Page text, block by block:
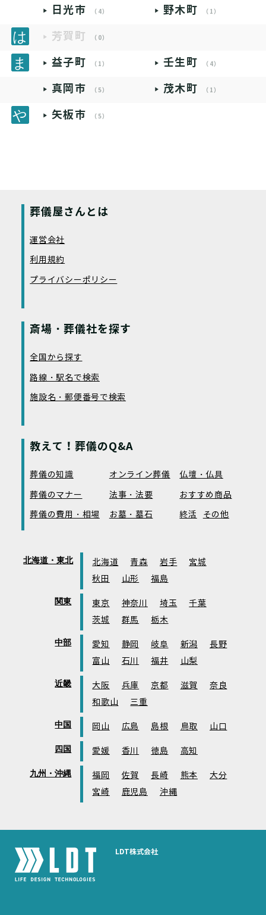
日光市 （4） 野木町 （1）
芳賀町 （0）
益子町 （1） 壬生町 （4）
真岡市 （5） 茂木町 （1）
矢板市 （5）
葬儀屋さんとは
運営会社
利用規約
プライバシーポリシー
斎場・葬儀社を探す
全国から探す
路線・駅名で検索
施設名・郵便番号で検索
教えて！葬儀のQ&A
葬儀の知識 オンライン葬儀
仏壇・仏具
葬儀のマナー
法事・法要
おすすめ商品
葬儀の費用・相場
お墓・墓石 終活 その他
北海道・東北 北海道 青森 岩手
宮城
秋田
山形 福島
関東 東京 神奈川 埼玉
千葉
茨城
群馬 栃木
中部 愛知 静岡 岐阜 新潟
長野
富山
石川 福井 山梨
近畿 大阪 兵庫 京都 滋賀
奈良
和歌山
三重
中国 岡山 広島 島根 鳥取 山口
四国 愛媛 香川 徳島 高知
九州・沖縄 福岡 佐賀 長崎 熊本
大分
宮崎
鹿児島 沖縄
LDT株式会社